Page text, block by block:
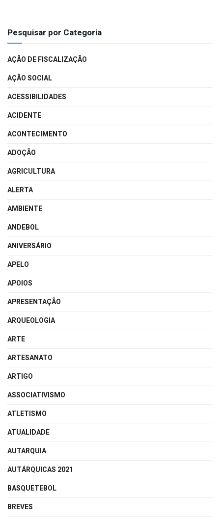
Pesquisar por Categoria
AÇÃO DE FISCALIZAÇÃO
AÇÃO SOCIAL
ACESSIBILIDADES
ACIDENTE
ACONTECIMENTO
ADOÇÃO
AGRICULTURA
ALERTA
AMBIENTE
ANDEBOL
ANIVERSÁRIO
APELO
APOIOS
APRESENTAÇÃO
ARQUEOLOGIA
ARTE
ARTESANATO
ARTIGO
ASSOCIATIVISMO
ATLETISMO
ATUALIDADE
AUTARQUIA
AUTÁRQUICAS 2021
BASQUETEBOL
BREVES